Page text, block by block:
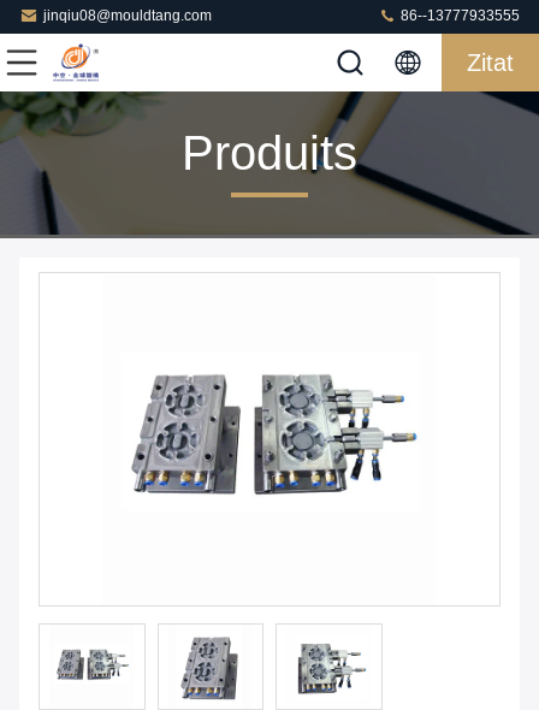
jinqiu08@mouldtang.com 86--13777933555
Zitat
Produits